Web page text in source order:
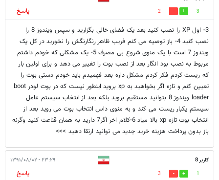
3
2
پاسخ
3- اول XP را نصب کنید بعد یک فضای خالی بگزارید و سپس ویندوز 8 را
نصب کنید 4- باز توصیه می کنم فریب ظاهر رنگارنگش را نخورید در کل یک
ویندوز 7 است با یک منوی شروع بی مصرف 5- یک مشکلی که خودم داشتم
مربوط به نصب بود انگار بعد از نصب بوت را تغییر می دهد و برای اولین بار
که ریست کردم فکر کردم مشکل داره بعد فهمیدم باید خودم دستی بوت را
تعیین کنم و تازه اگر بخواهید به xp بروید اینطور نیست که در بوت لودر boot
loader ویندوز 8 بتوانید مستقیم بروید بلکه بعد از انتخاب سیستم عامل
سیستم یکبار ریست می کند و به منوی داس انتخاب بوت می روید بعد از
انتخاب بوت تازه xp بالا میاد 6-کلام اخر اگر7 دارید به همان قناعت کنید وگرنه
باز بدون پرداخت هزینه خرید جدید می توانید ارتقا دهید >>>
کاربر 8 ۲۳:۲۹ - ۱۳۹۱/۰۸/۰۲
1
3 پاسخ